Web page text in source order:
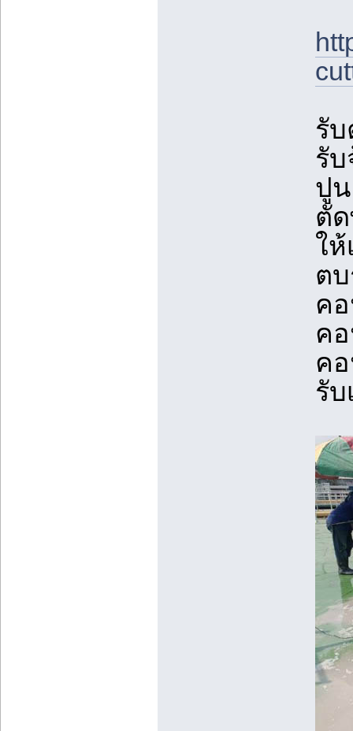
รั
รั
ปูน
ตั
ให้
ต
ค
ค
ค
รั